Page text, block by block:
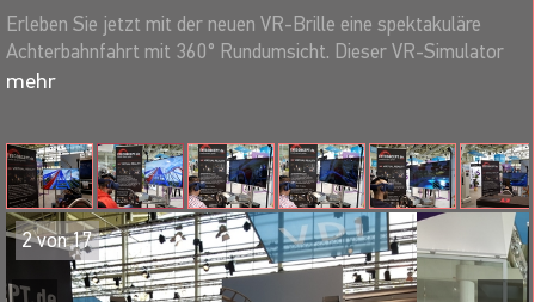
Erleben Sie jetzt mit der neuen VR-Brille eine spektakuläre
Achterbahnfahrt mit 360° Rundumsicht. Dieser VR-Simulator
wurde kompakt designed für Aktionsstände, bei denen es auf
und jederzeit mühelos verstellbar.
VR Virtual Reality System zur Kunden- und Gästeaktivierung.
Riesenspaß mit der VR-Brille VIVE bzw. VIVE Pro wireless mit
OLED-Display, brillianter Auflösung und 360° Rundumsicht.
Virtual Reality ist wohl das heißeste Thema der Eventbranche.
2von17